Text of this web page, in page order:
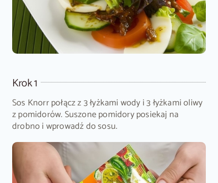
Krok 1
Sos Knorr połącz z 3 łyżkami wody i 3 łyżkami oliwy
z pomidorów. Suszone pomidory posiekaj na
drobno i wprowadź do sosu.